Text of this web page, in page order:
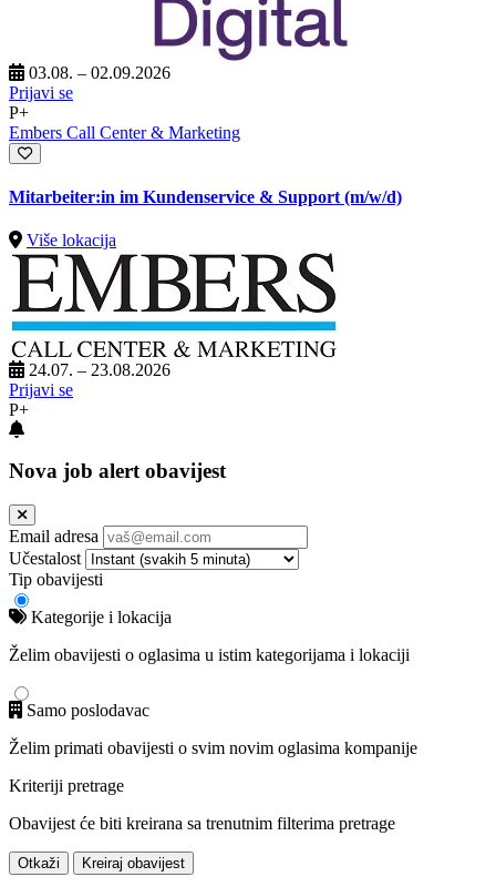
03.08. – 02.09.2026
Prijavi se
P+
Embers Call Center & Marketing
Mitarbeiter:in im Kundenservice & Support (m/w/d)
Više lokacija
24.07. – 23.08.2026
Prijavi se
P+
Nova job alert obavijest
Email adresa
Učestalost
Tip obavijesti
Kategorije i lokacija
Želim obavijesti o oglasima u istim kategorijama i lokaciji
Samo poslodavac
Želim primati obavijesti o svim novim oglasima kompanije
Kriteriji pretrage
Obavijest će biti kreirana sa trenutnim filterima pretrage
Otkaži Kreiraj obavijest